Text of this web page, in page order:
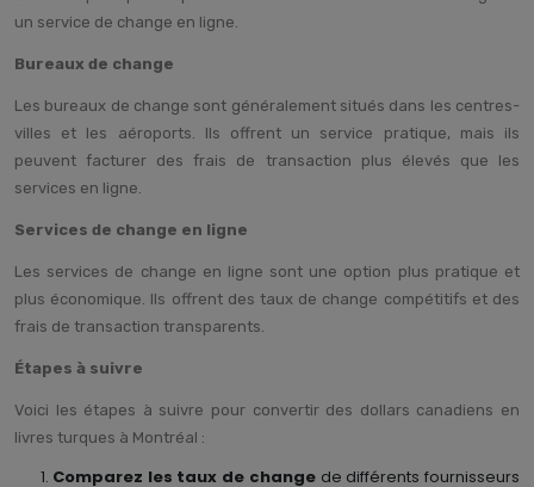
un service de change en ligne.
Bureaux de change
Les bureaux de change sont généralement situés dans les centres-
villes et les aéroports. Ils offrent un service pratique, mais ils
peuvent facturer des frais de transaction plus élevés que les
services en ligne.
Services de change en ligne
Les services de change en ligne sont une option plus pratique et
plus économique. Ils offrent des taux de change compétitifs et des
frais de transaction transparents.
Étapes à suivre
Voici les étapes à suivre pour convertir des dollars canadiens en
livres turques à Montréal :
Comparez les taux de changede différents fournisseurs